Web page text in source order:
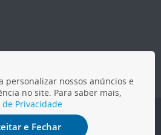
personalizar nossos anúncios e
no site. Para saber mais,
de Privacidade
e Fechar
- Todos os direitos reservados